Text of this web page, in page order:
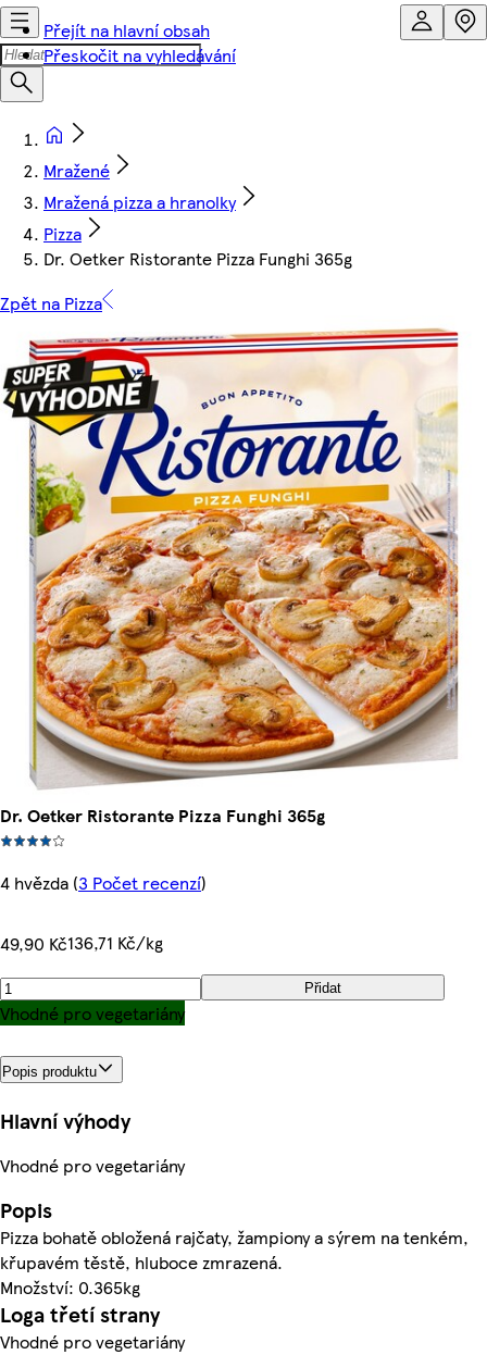
Přejít na hlavní obsah
Přeskočit na vyhledávání
Mražené
Mražená pizza a hranolky
Pizza
Dr. Oetker Ristorante Pizza Funghi 365g
Zpět na Pizza
Dr. Oetker Ristorante Pizza Funghi 365g
4 hvězda (3 Počet recenzí)
49,90 Kč136,71 Kč/kg
Přidat
Vhodné pro vegetariány
Popis produktu
Hlavní výhody
Vhodné pro vegetariány
Popis
Pizza bohatě obložená rajčaty, žampiony a sýrem na tenkém,
křupavém těstě, hluboce zmrazená.
Množství: 0.365kg
Loga třetí strany
Vhodné pro vegetariány